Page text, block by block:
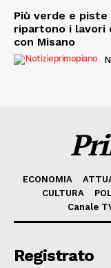
Più verde e
ripartono i lavori
con Misano
ECONOMIA
CULTURA
Canale
Registrato